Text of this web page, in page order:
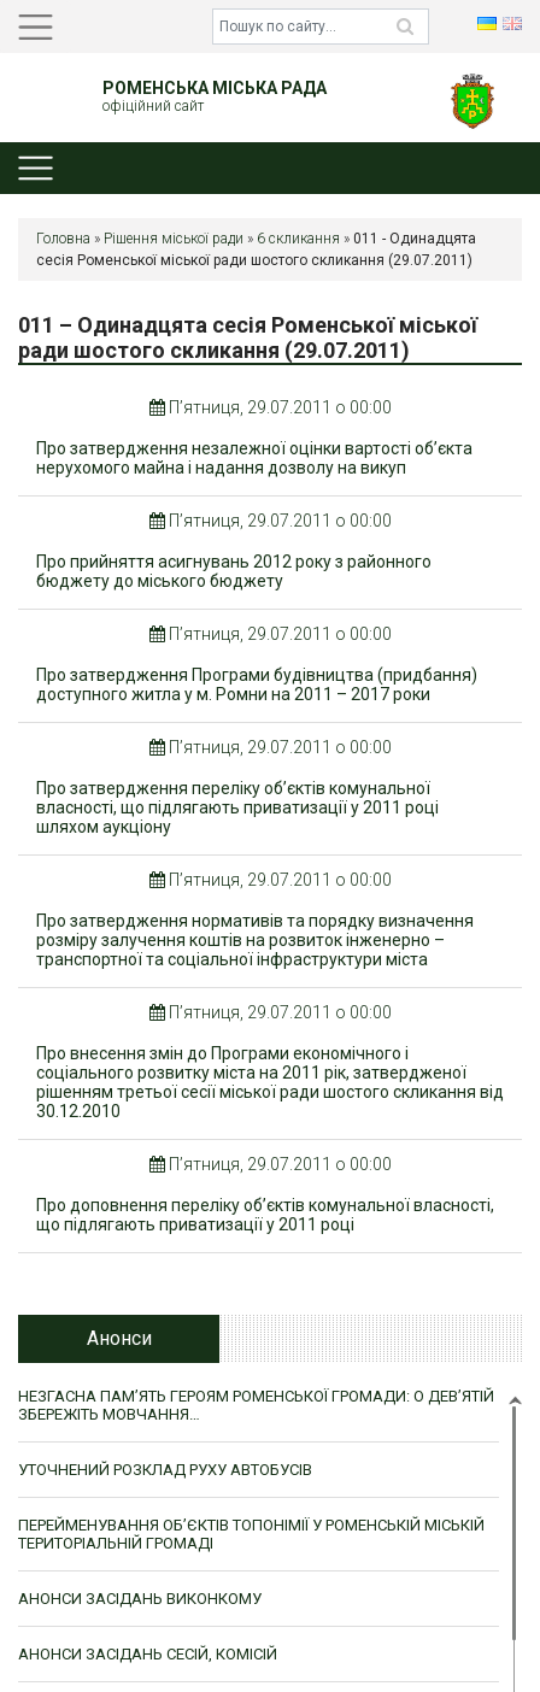
РОМЕНСЬКА МІСЬКА РАДА
офіційний сайт
Головна » Рішення міської ради » 6 скликання » 011 - Одинадцята
сесія Роменської міської ради шостого скликання (29.07.2011)
011 – Одинадцята сесія Роменської міської
ради шостого скликання (29.07.2011)
П’ятниця, 29.07.2011 о 00:00
Про затвердження незалежної оцінки вартості об’єкта
нерухомого майна і надання дозволу на викуп
П’ятниця, 29.07.2011 о 00:00
Про прийняття асигнувань 2012 року з районного
бюджету до міського бюджету
П’ятниця, 29.07.2011 о 00:00
Про затвердження Програми будівництва (придбання)
доступного житла у м. Ромни на 2011 – 2017 роки
П’ятниця, 29.07.2011 о 00:00
Про затвердження переліку об’єктів комунальної
власності, що підлягають приватизації у 2011 році
шляхом аукціону
П’ятниця, 29.07.2011 о 00:00
Про затвердження нормативів та порядку визначення
розміру залучення коштів на розвиток інженерно –
транспортної та соціальної інфраструктури міста
П’ятниця, 29.07.2011 о 00:00
Про внесення змін до Програми економічного і
соціального розвитку міста на 2011 рік, затвердженої
рішенням третьої сесії міської ради шостого скликання від
30.12.2010
П’ятниця, 29.07.2011 о 00:00
Про доповнення переліку об’єктів комунальної власності,
що підлягають приватизації у 2011 році
Анонси
НЕЗГАСНА ПАМ’ЯТЬ ГЕРОЯМ РОМЕНСЬКОЇ ГРОМАДИ: О ДЕВ’ЯТІЙ
ЗБЕРЕЖІТЬ МОВЧАННЯ…
УТОЧНЕНИЙ РОЗКЛАД РУХУ АВТОБУСІВ
ПЕРЕЙМЕНУВАННЯ ОБ’ЄКТІВ ТОПОНІМІЇ У РОМЕНСЬКІЙ МІСЬКІЙ
ТЕРИТОРІАЛЬНІЙ ГРОМАДІ
АНОНСИ ЗАСІДАНЬ ВИКОНКОМУ
АНОНСИ ЗАСІДАНЬ СЕСІЙ, КОМІСІЙ